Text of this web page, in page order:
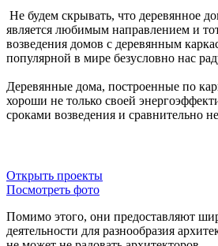
Не будем скрывать, что деревянное
является любимым направлением и
возведения домов с деревянным
популярной в мире безусловно нас
Деревянные дома, построенные по
хороши не только своей
сроками возведения и сравнительно
Открыть проекты
Посмотреть фото
Помимо этого, они предоставляют
деятельности для разнообразия